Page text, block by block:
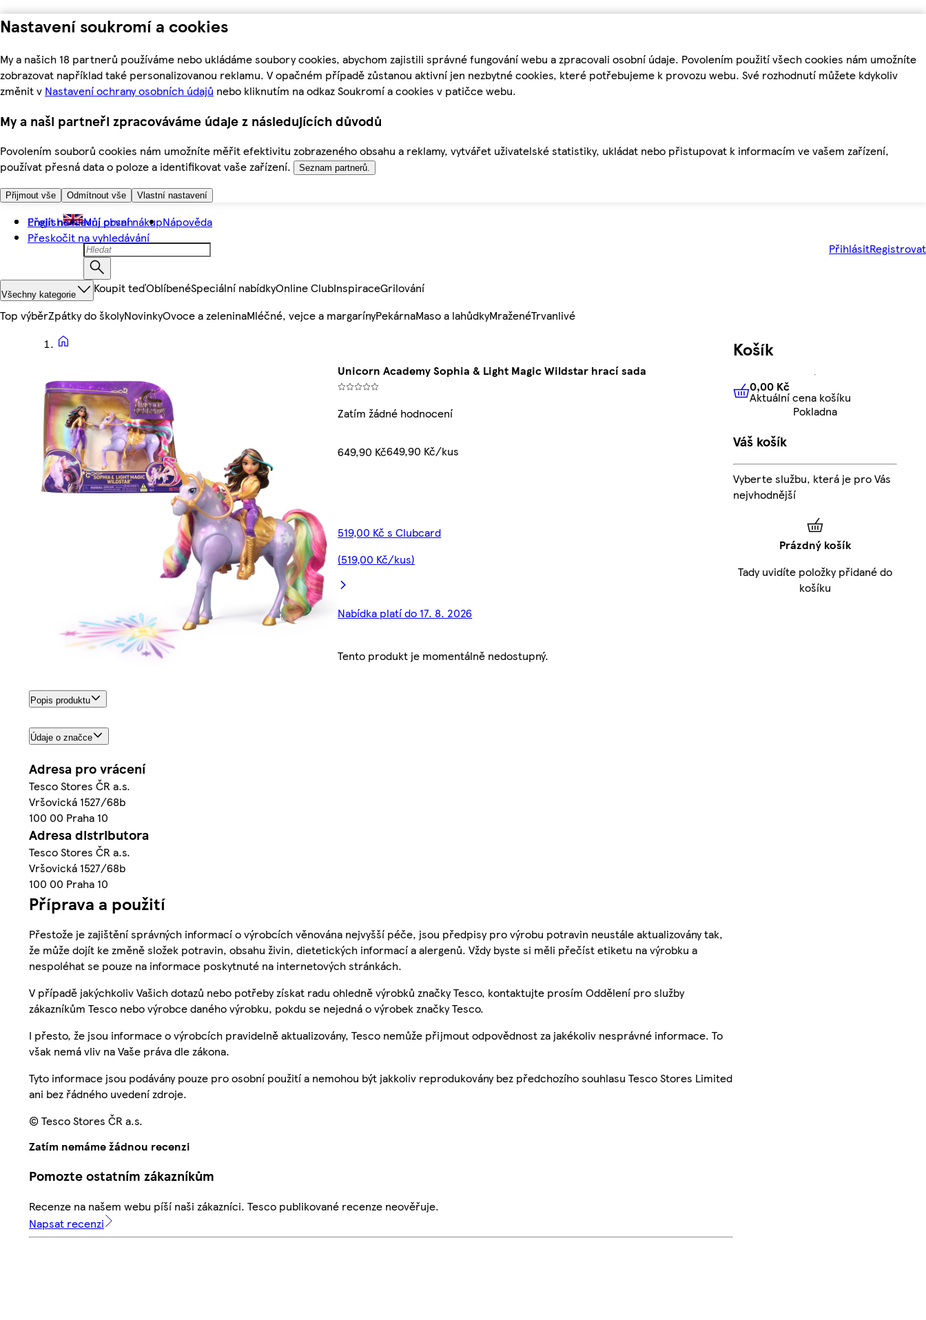
Nastavení soukromí a cookies
My a našich 18 partnerů používáme nebo ukládáme soubory cookies, abychom zajistili správné fungování webu a zpracovali osobní údaje. Povolením použití všech cookies nám umožníte
zobrazovat například také personalizovanou reklamu. V opačném případě zůstanou aktivní jen nezbytné cookies, které potřebujeme k provozu webu. Své rozhodnutí můžete kdykoliv
změnit v Nastavení ochrany osobních údajů nebo kliknutím na odkaz Soukromí a cookies v patičce webu.
My a naši partneři zpracováváme údaje z následujících důvodů
Povolením souborů cookies nám umožníte měřit efektivitu zobrazeného obsahu a reklamy, vytvářet uživatelské statistiky, ukládat nebo přistupovat k informacím ve vašem zařízení,
používat přesná data o poloze a identifikovat vaše zařízení.
Seznam partnerů.
Přijmout vše Odmítnout vše Vlastní nastavení
Přejít na hlavní obsah
Přeskočit na vyhledávání
English Můj první nákupNápověda
PřihlásitRegistrovat
Všechny kategorie Koupit teďOblíbenéSpeciální nabídkyOnline ClubInspiraceGrilování
Top výběrZpátky do školyNovinkyOvoce a zeleninaMléčné, vejce a margarínyPekárnaMaso a lahůdkyMraženéTrvanlivé
Unicorn Academy Sophia & Light Magic Wildstar hrací sada
Zatím žádné hodnocení
649,90 Kč649,90 Kč/kus
519,00 Kč s Clubcard
(519,00 Kč/kus)
Nabídka platí do 17. 8. 2026
Tento produkt je momentálně nedostupný.
Popis produktu
Údaje o značce
Adresa pro vrácení
Tesco Stores ČR a.s.
Vršovická 1527/68b
100 00 Praha 10
Adresa distributora
Tesco Stores ČR a.s.
Vršovická 1527/68b
100 00 Praha 10
Příprava a použití
Přestože je zajištění správných informací o výrobcích věnována nejvyšší péče, jsou předpisy pro výrobu potravin neustále aktualizovány tak,
že může dojít ke změně složek potravin, obsahu živin, dietetických informací a alergenů. Vždy byste si měli přečíst etiketu na výrobku a
nespoléhat se pouze na informace poskytnuté na internetových stránkách.
V případě jakýchkoliv Vašich dotazů nebo potřeby získat radu ohledně výrobků značky Tesco, kontaktujte prosím Oddělení pro služby
zákazníkům Tesco nebo výrobce daného výrobku, pokdu se nejedná o výrobek značky Tesco.
I přesto, že jsou informace o výrobcích pravidelně aktualizovány, Tesco nemůže přijmout odpovědnost za jakékoliv nesprávné informace. To
však nemá vliv na Vaše práva dle zákona.
Tyto informace jsou podávány pouze pro osobní použití a nemohou být jakkoliv reprodukovány bez předchozího souhlasu Tesco Stores Limited
ani bez řádného uvedení zdroje.
© Tesco Stores ČR a.s.
Zatím nemáme žádnou recenzi
Pomozte ostatním zákazníkům
Recenze na našem webu píší naši zákazníci. Tesco publikované recenze neověřuje.
Napsat recenzi
Košík
0,00 KčAktuální cena košíku
0,00 Kč
Aktuální cena košíku
Pokladna
Váš košík
Vyberte službu, která je pro Vás
nejvhodnější
Prázdný košík
Tady uvidíte položky přidané do
košíku